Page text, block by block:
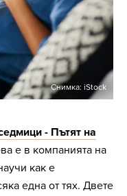
Снимка: iStock
- Пътят на
е в компанията на
как е
една от тях. Двете